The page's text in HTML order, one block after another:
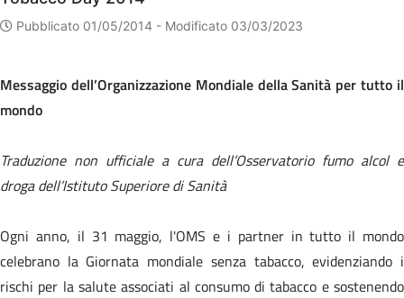
Pubblicato 01/05/2014 - Modificato 03/03/2023
Messaggio dell’Organizzazione Mondiale della Sanità per tutto il
mondo
Traduzione non ufficiale a cura dell’Osservatorio fumo alcol e
droga dell’Istituto Superiore di Sanità
Ogni anno, il 31 maggio, l'OMS e i partner in tutto il mondo
celebrano la Giornata mondiale senza tabacco, evidenziando i
rischi per la salute associati al consumo di tabacco e sostenendo